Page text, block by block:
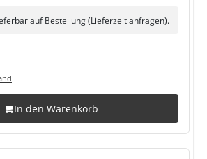
auf Bestellung (Lieferzeit anfragen).
In den Warenkorb